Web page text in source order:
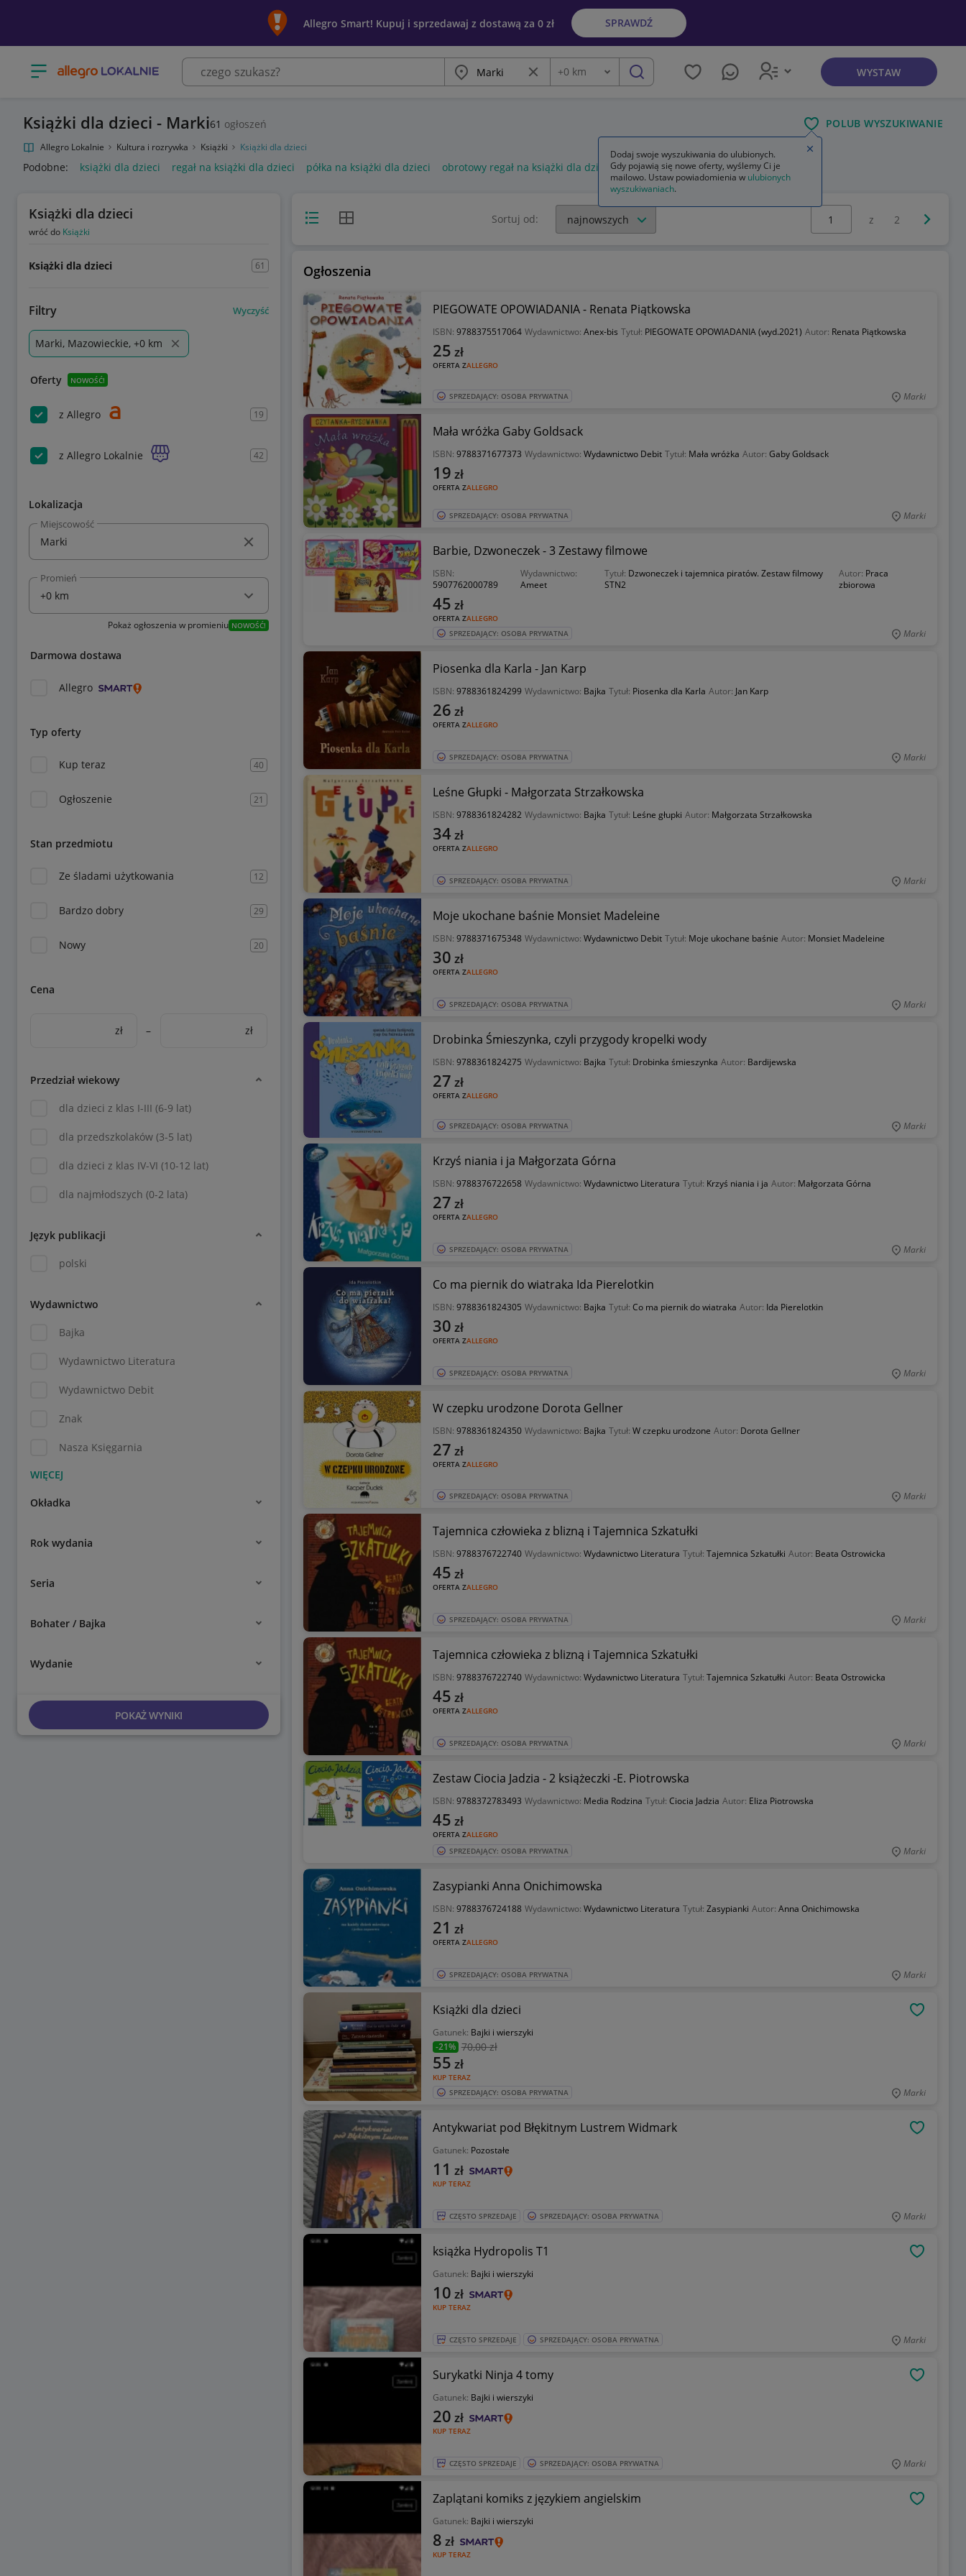
Allegro Smart! Kupuj i sprzedawaj z dostawą za 0 zł SPRAWDŹ
Otwórz menu z kategoriami Miasto Wyczyść frazę
Odległość
+0 km szukaj WYSTAW
Książki dla dzieci - Marki61 ogłoszeń POLUB WYSZUKIWANIE
Allegro Lokalnie Kultura i rozrywka Książki Książki dla dzieci
Podobne: książki dla dzieci regał na książki dla dzieci półka na książki dla dzieci obrotowy regał na książki dla dzieci regał ścienny na książki dla dzieci
Książki dla dzieci
wróć do Książki
Książki dla dzieci 61
Filtry Wyczyść
Marki, Mazowieckie, +0 km
Oferty NOWOŚĆ!
z Allegro 19
z Allegro Lokalnie 42
Lokalizacja
Miejscowość
Promień
Pokaż ogłoszenia w promieniu NOWOŚĆ!
Darmowa dostawa
Allegro
Typ oferty
Kup teraz 40
Ogłoszenie 21
Stan przedmiotu
Ze śladami użytkowania 12
Bardzo dobry 29
Nowy 20
Cena
zł – zł
Przedział wiekowy
dla dzieci z klas I-III (6-9 lat)
dla przedszkolaków (3-5 lat)
dla dzieci z klas IV-VI (10-12 lat)
dla najmłodszych (0-2 lata)
Język publikacji
polski
Wydawnictwo
Bajka
Wydawnictwo Literatura
Wydawnictwo Debit
Znak
Nasza Księgarnia
Okładka
Rok wydania
Seria
Bohater / Bajka
Wydanie
POKAŻ WYNIKI
Widok listyWidok siatki Sortuj od:
Wybierz stronę:
z 2
Ogłoszenia
PIEGOWATE OPOWIADANIA - Renata Piątkowska
ISBN: 9788375517064 Wydawnictwo: Anex-bis Tytuł: PIEGOWATE OPOWIADANIA (wyd.2021) Autor: Renata Piątkowska
OFERTA ZALLEGRO
25 zł
SPRZEDAJĄCY: OSOBA PRYWATNA Marki
Mała wróżka Gaby Goldsack
ISBN: 9788371677373 Wydawnictwo: Wydawnictwo Debit Tytuł: Mała wróżka Autor: Gaby Goldsack
OFERTA ZALLEGRO
19 zł
SPRZEDAJĄCY: OSOBA PRYWATNA Marki
Barbie, Dzwoneczek - 3 Zestawy filmowe
ISBN:
5907762000789
Wydawnictwo:
Ameet
Tytuł: Dzwoneczek i tajemnica piratów. Zestaw filmowy
STN2
Autor: Praca
zbiorowa
OFERTA ZALLEGRO
45 zł
SPRZEDAJĄCY: OSOBA PRYWATNA Marki
Piosenka dla Karla - Jan Karp
ISBN: 9788361824299 Wydawnictwo: Bajka Tytuł: Piosenka dla Karla Autor: Jan Karp
OFERTA ZALLEGRO
26 zł
SPRZEDAJĄCY: OSOBA PRYWATNA Marki
Leśne Głupki - Małgorzata Strzałkowska
ISBN: 9788361824282 Wydawnictwo: Bajka Tytuł: Leśne głupki Autor: Małgorzata Strzałkowska
OFERTA ZALLEGRO
34 zł
SPRZEDAJĄCY: OSOBA PRYWATNA Marki
Moje ukochane baśnie Monsiet Madeleine
ISBN: 9788371675348 Wydawnictwo: Wydawnictwo Debit Tytuł: Moje ukochane baśnie Autor: Monsiet Madeleine
OFERTA ZALLEGRO
30 zł
SPRZEDAJĄCY: OSOBA PRYWATNA Marki
Drobinka Śmieszynka, czyli przygody kropelki wody
ISBN: 9788361824275 Wydawnictwo: Bajka Tytuł: Drobinka śmieszynka Autor: Bardijewska
OFERTA ZALLEGRO
27 zł
SPRZEDAJĄCY: OSOBA PRYWATNA Marki
Krzyś niania i ja Małgorzata Górna
ISBN: 9788376722658 Wydawnictwo: Wydawnictwo Literatura Tytuł: Krzyś niania i ja Autor: Małgorzata Górna
OFERTA ZALLEGRO
27 zł
SPRZEDAJĄCY: OSOBA PRYWATNA Marki
Co ma piernik do wiatraka Ida Pierelotkin
ISBN: 9788361824305 Wydawnictwo: Bajka Tytuł: Co ma piernik do wiatraka Autor: Ida Pierelotkin
OFERTA ZALLEGRO
30 zł
SPRZEDAJĄCY: OSOBA PRYWATNA Marki
W czepku urodzone Dorota Gellner
ISBN: 9788361824350 Wydawnictwo: Bajka Tytuł: W czepku urodzone Autor: Dorota Gellner
OFERTA ZALLEGRO
27 zł
SPRZEDAJĄCY: OSOBA PRYWATNA Marki
Tajemnica człowieka z blizną i Tajemnica Szkatułki
ISBN: 9788376722740 Wydawnictwo: Wydawnictwo Literatura Tytuł: Tajemnica Szkatułki Autor: Beata Ostrowicka
OFERTA ZALLEGRO
45 zł
SPRZEDAJĄCY: OSOBA PRYWATNA Marki
Tajemnica człowieka z blizną i Tajemnica Szkatułki
ISBN: 9788376722740 Wydawnictwo: Wydawnictwo Literatura Tytuł: Tajemnica Szkatułki Autor: Beata Ostrowicka
OFERTA ZALLEGRO
45 zł
SPRZEDAJĄCY: OSOBA PRYWATNA Marki
Zestaw Ciocia Jadzia - 2 książeczki -E. Piotrowska
ISBN: 9788372783493 Wydawnictwo: Media Rodzina Tytuł: Ciocia Jadzia Autor: Eliza Piotrowska
OFERTA ZALLEGRO
45 zł
SPRZEDAJĄCY: OSOBA PRYWATNA Marki
Zasypianki Anna Onichimowska
ISBN: 9788376724188 Wydawnictwo: Wydawnictwo Literatura Tytuł: Zasypianki Autor: Anna Onichimowska
OFERTA ZALLEGRO
21 zł
SPRZEDAJĄCY: OSOBA PRYWATNA Marki
Książki dla dzieci
Gatunek: Bajki i wierszyki
-21% 70,00 zł
KUP TERAZ
55 zł
SPRZEDAJĄCY: OSOBA PRYWATNA Marki
Antykwariat pod Błękitnym Lustrem Widmark
Gatunek: Pozostałe
KUP TERAZ
11 zł
CZĘSTO SPRZEDAJE SPRZEDAJĄCY: OSOBA PRYWATNA Marki
książka Hydropolis T1
Gatunek: Bajki i wierszyki
KUP TERAZ
10 zł
CZĘSTO SPRZEDAJE SPRZEDAJĄCY: OSOBA PRYWATNA Marki
Surykatki Ninja 4 tomy
Gatunek: Bajki i wierszyki
KUP TERAZ
20 zł
CZĘSTO SPRZEDAJE SPRZEDAJĄCY: OSOBA PRYWATNA Marki
Zaplątani komiks z językiem angielskim
Gatunek: Bajki i wierszyki
KUP TERAZ
8 zł
Dodaj swoje wyszukiwania do ulubionych.
Gdy pojawią się nowe oferty, wyślemy Ci je
mailowo. Ustaw powiadomienia w ulubionych
wyszukiwaniach.
Zamknij wskazówkę